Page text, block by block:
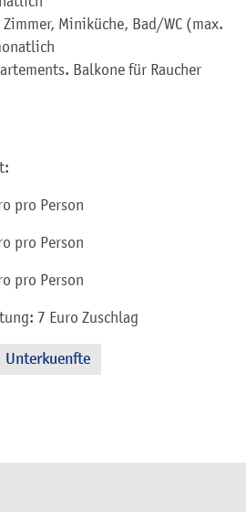
Miniküche, Bad/WC (max.
Balkone für Raucher
pro Person
pro Person
pro Person
7 Euro Zuschlag
Unterkuenfte